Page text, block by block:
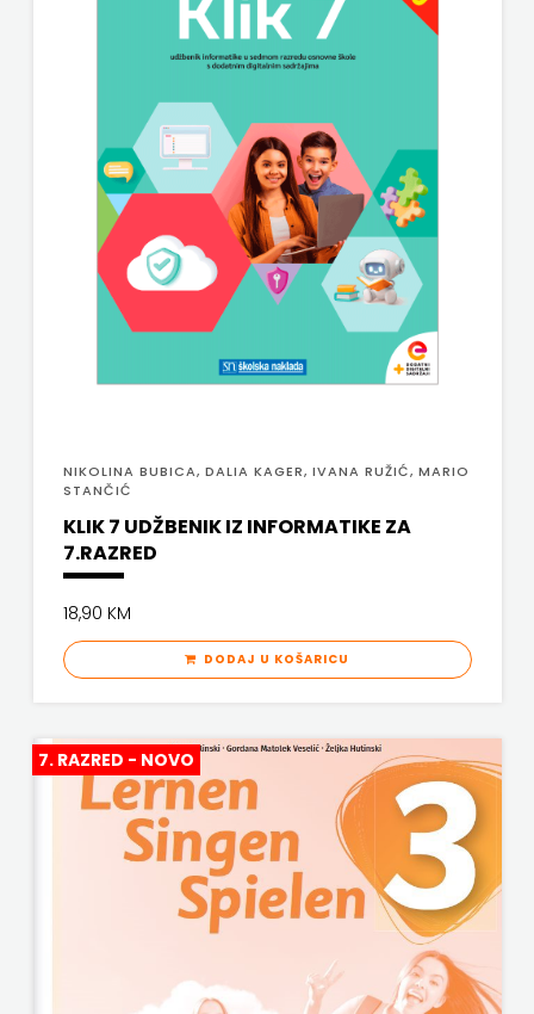
NIKOLINA BUBICA, DALIA KAGER, IVANA RUŽIĆ, MARIO
STANČIĆ
KLIK 7 UDŽBENIK IZ INFORMATIKE ZA
7.RAZRED
18,90 KM
DODAJ U KOŠARICU
7. RAZRED - NOVO